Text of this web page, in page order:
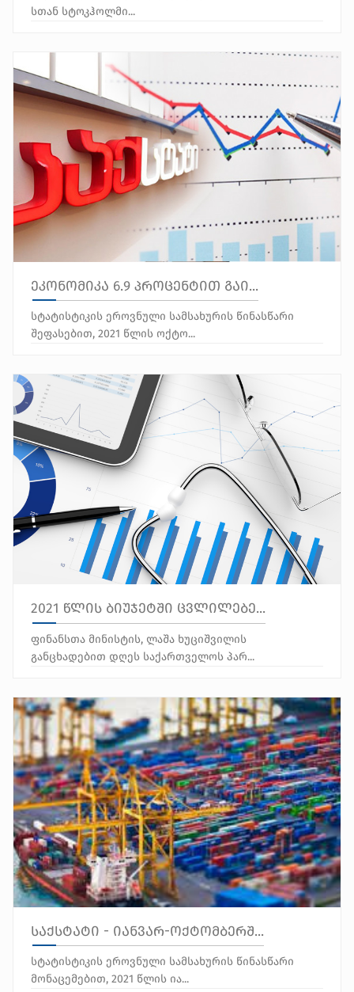
სთან სტოკჰოლმი...
ეკონომიკა 6.9 პროცენტით გაი...
სტატისტიკის ეროვნული სამსახურის წინასწარი
შეფასებით, 2021 წლის ოქტო...
2021 წლის ბიუჯეტში ცვლილებე...
ფინანსთა მინისტის, ლაშა ხუციშვილის
განცხადებით დღეს საქართველოს პარ...
საქსტატი - იანვარ-ოქტომბერშ...
სტატისტიკის ეროვნული სამსახურის წინასწარი
მონაცემებით, 2021 წლის ია...